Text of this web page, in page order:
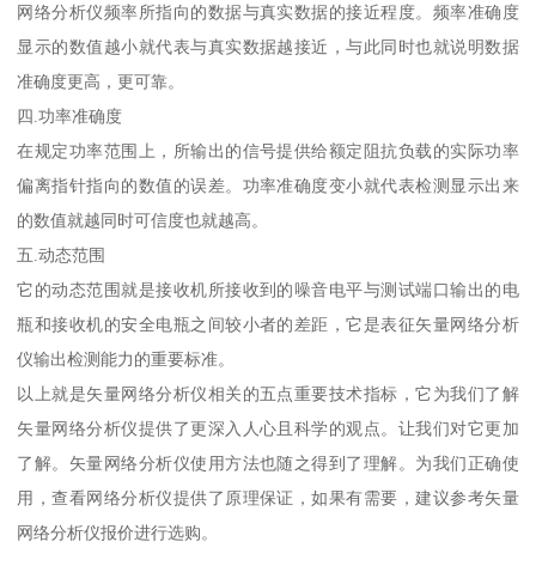
网络分析仪频率所指向的数据与真实数据的接近程度。频率准确度
显示的数值越小就代表与真实数据越接近，与此同时也就说明数据
准确度更高，更可靠。
四.功率准确度
在规定功率范围上，所输出的信号提供给额定阻抗负载的实际功率
偏离指针指向的数值的误差。功率准确度变小就代表检测显示出来
的数值就越同时可信度也就越高。
五.动态范围
它的动态范围就是接收机所接收到的噪音电平与测试端口输出的电
瓶和接收机的安全电瓶之间较小者的差距，它是表征矢量网络分析
仪输出检测能力的重要标准。
以上就是矢量网络分析仪相关的五点重要技术指标，它为我们了解
矢量网络分析仪提供了更深入人心且科学的观点。让我们对它更加
了解。矢量网络分析仪使用方法也随之得到了理解。为我们正确使
用，查看网络分析仪提供了原理保证，如果有需要，建议参考矢量
网络分析仪报价进行选购。